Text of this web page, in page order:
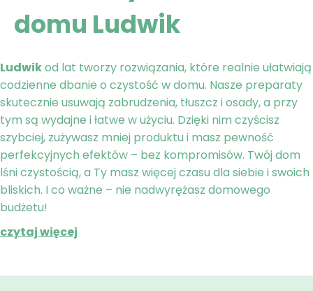
domu Ludwik
Ludwikod lat tworzy rozwiązania, które realnie ułatwiają
codzienne dbanie o czystość w domu. Nasze preparaty
skutecznie usuwają zabrudzenia, tłuszcz i osady, a przy
tym są wydajne i łatwe w użyciu. Dzięki nim czyścisz
szybciej, zużywasz mniej produktu i masz pewność
perfekcyjnych efektów – bez kompromisów. Twój dom
lśni czystością, a Ty masz więcej czasu dla siebie i swoich
bliskich. I co ważne – nie nadwyrężasz domowego
budżetu!
czytaj więcej